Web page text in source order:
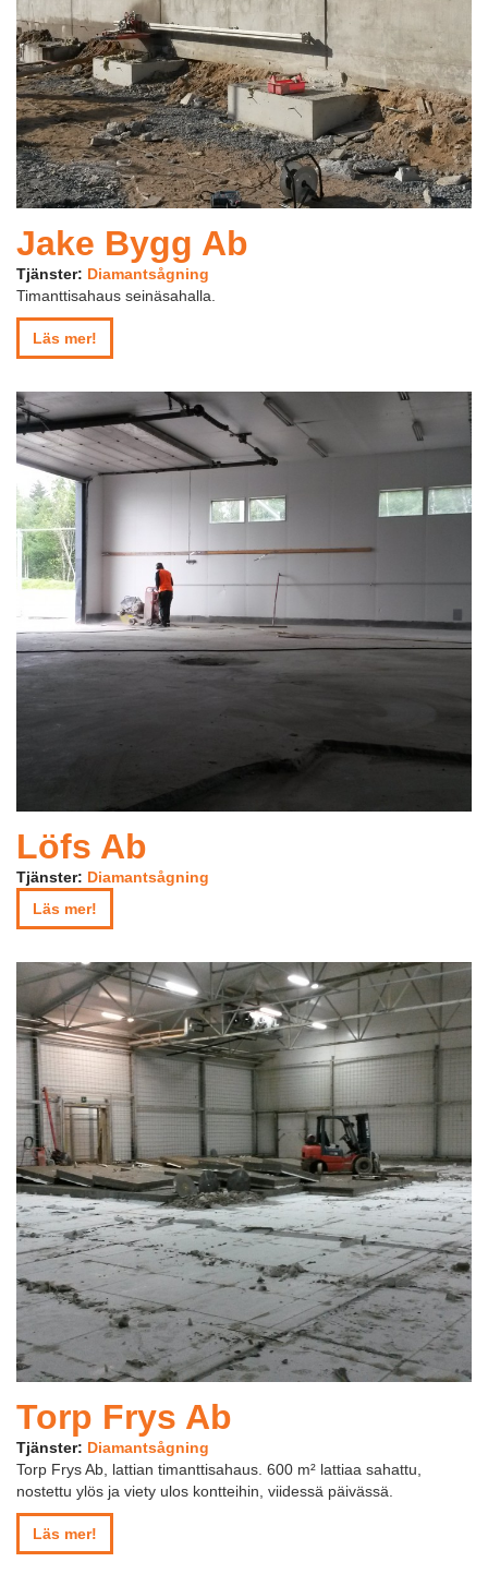
Jake Bygg Ab
Tjänster: Diamantsågning
Timanttisahaus seinäsahalla.
Läs mer!
Löfs Ab
Tjänster: Diamantsågning
Läs mer!
Torp Frys Ab
Tjänster: Diamantsågning
Torp Frys Ab, lattian timanttisahaus. 600 m² lattiaa sahattu,
nostettu ylös ja viety ulos kontteihin, viidessä päivässä.
Läs mer!